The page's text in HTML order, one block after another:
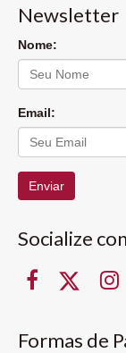
Newsletter
Nome:
Email:
Enviar
Socialize
Formas de